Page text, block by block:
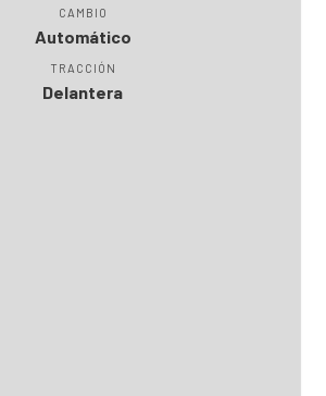
CAMBIO
Automático
TRACCIÓN
Delantera